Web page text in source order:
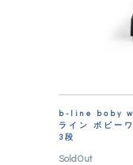
b-line boby
ライン ボビー
3段
SoldOut